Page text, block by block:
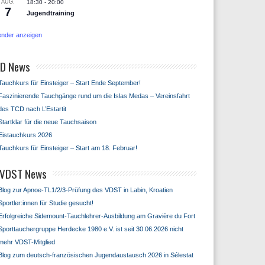
AUG.
7
18:30 - 20:00
Jugendtraining
anzeigen
News
für Einsteiger – Start Ende September!
Tauchgänge rund um die Islas Medas – Vereinsfahrt
TCD nach L’Estartit
für die neue Tauchsaison
2026
für Einsteiger – Start am 18. Februar!
VDST News
zur Apnoe-TL1/2/3-Prüfung des VDST in Labin, Kroatien
für Studie gesucht!
Sidemount-Tauchlehrer-Ausbildung am Gravière du Fort
Herdecke 1980 e.V. ist seit 30.06.2026 nicht
VDST-Mitglied
zum deutsch-französischen Jugendaustausch 2026 in Sélestat